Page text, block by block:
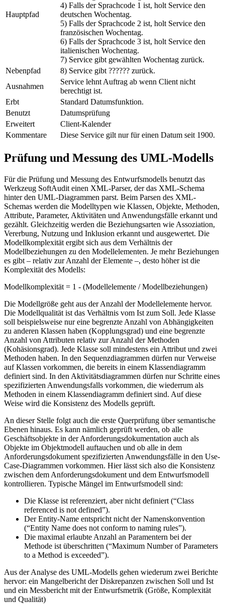
Hauptpfad
4) Falls der Sprachcode 1 ist, holt Service den
deutschen Wochentag.
5) Falls der Sprachcode 2 ist, holt Service den
französischen Wochentag.
6) Falls der Sprachcode 3 ist, holt Service den
italienischen Wochentag.
7) Service gibt gewählten Wochentag zurück.
Nebenpfad
8) Service gibt ?????? zurück.
Ausnahmen
Service lehnt Auftrag ab wenn Client nicht
berechtigt ist.
Erbt
Standard Datumsfunktion.
Benutzt
Datumsprüfung
Erweitert
Client-Kalender
Kommentare
Diese Service gilt nur für einen Datum seit 1900.
Prüfung und Messung des UML-Modells
Für die Prüfung und Messung des Entwurfsmodells benutzt das
Werkzeug SoftAudit einen XML-Parser, der das XML-Schema
hinter den UML-Diagrammen parst. Beim Parsen des XML-
Schemas werden die Modelltypen wie Klassen, Objekte, Methoden,
Attribute, Parameter, Aktivitäten und Anwendungsfälle erkannt und
gezählt. Gleichzeitig werden die Beziehungsarten wie Assoziation,
Vererbung, Nutzung und Inklusion erkannt und ausgewertet. Die
Modellkomplexität ergibt sich aus dem Verhältnis der
Modellbeziehungen zu den Modellelementen. Je mehr Beziehungen
es gibt – relativ zur Anzahl der Elemente –, desto höher ist die
Komplexität des Modells:
Modellkomplexität = 1 - (Modellelemente / Modellbeziehungen)
Die Modellgröße geht aus der Anzahl der Modellelemente hervor.
Die Modellqualität ist das Verhältnis vom Ist zum Soll. Jede Klasse
soll beispielsweise nur eine begrenzte Anzahl von Abhängigkeiten
zu anderen Klassen haben (Kopplungsgrad) und eine begrenzte
Anzahl von Attributen relativ zur Anzahl der Methoden
(Kohäsionsgrad). Jede Klasse soll mindestens ein Attribut und zwei
Methoden haben. In den Sequenzdiagrammen dürfen nur Verweise
auf Klassen vorkommen, die bereits in einem Klassendiagramm
definiert sind. In den Aktivitätsdiagrammen dürfen nur Schritte eines
spezifizierten Anwendungsfalls vorkommen, die wiederrum als
Methoden in einem Klassendiagramm definiert sind. Auf diese
Weise wird die Konsistenz des Modells geprüft.
An dieser Stelle folgt auch die erste Querprüfung über semantische
Ebenen hinaus. Es kann nämlich geprüft werden, ob alle
Geschäftsobjekte in der Anforderungsdokumentation auch als
Objekte im Objektmodell auftauchen und ob alle in dem
Anforderungsdokument spezifizierten Anwendungsfälle in den Use-
Case-Diagrammen vorkommen. Hier lässt sich also die Konsistenz
zwischen dem Anforderungsdokument und dem Entwurfsmodell
kontrollieren. Typische Mängel im Entwurfsmodell sind:
Die Klasse ist referenziert, aber nicht definiert (“Class
referenced is not defined”).
Der Entity-Name entspricht nicht der Namenskonvention
(“Entity Name does not conform to naming rules”).
Die maximal erlaubte Anzahl an Paramentern bei der
Methode ist überschritten (“Maximum Number of Parameters
to a Method is exceeded”).
Aus der Analyse des UML-Modells gehen wiederum zwei Berichte
hervor: ein Mangelbericht der Diskrepanzen zwischen Soll und Ist
und ein Messbericht mit der Entwurfsmetrik (Größe, Komplexität
und Qualität)